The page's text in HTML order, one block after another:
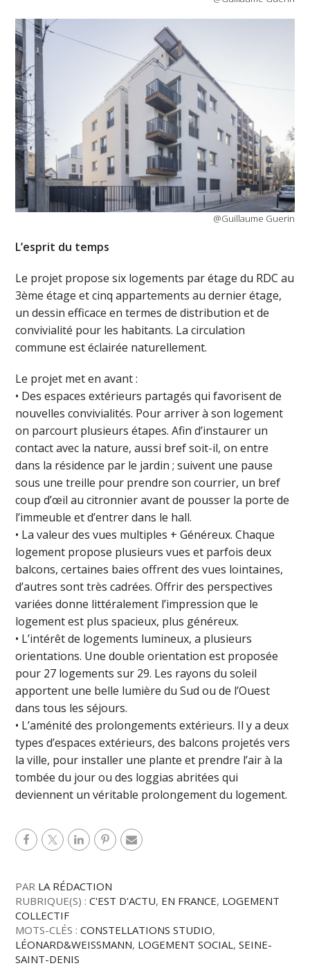
@Guillaume Guerin
L’esprit du temps
Le projet propose six logements par étage du RDC au
3ème étage et cinq appartements au dernier étage,
un dessin efficace en termes de distribution et de
convivialité pour les habitants. La circulation
commune est éclairée naturellement.
Le projet met en avant :
• Des espaces extérieurs partagés qui favorisent de
nouvelles convivialités. Pour arriver à son logement
on parcourt plusieurs étapes. Afin d’instaurer un
contact avec la nature, aussi bref soit-il, on entre
dans la résidence par le jardin ; suivent une pause
sous une treille pour prendre son courrier, un bref
coup d’œil au citronnier avant de pousser la porte de
l’immeuble et d’entrer dans le hall.
• La valeur des vues multiples + Généreux. Chaque
logement propose plusieurs vues et parfois deux
balcons, certaines baies offrent des vues lointaines,
d’autres sont très cadrées. Offrir des perspectives
variées donne littéralement l’impression que le
logement est plus spacieux, plus généreux.
• L’intérêt de logements lumineux, a plusieurs
orientations. Une double orientation est proposée
pour 27 logements sur 29. Les rayons du soleil
apportent une belle lumière du Sud ou de l’Ouest
dans tous les séjours.
• L’aménité des prolongements extérieurs. Il y a deux
types d’espaces extérieurs, des balcons projetés vers
la ville, pour installer une plante et prendre l’air à la
tombée du jour ou des loggias abritées qui
deviennent un véritable prolongement du logement.
PAR LA RÉDACTION
RUBRIQUE(S) :C'EST D'ACTU, EN FRANCE, LOGEMENT
COLLECTIF
MOTS-CLÉS :CONSTELLATIONS STUDIO,
LÉONARD&WEISSMANN, LOGEMENT SOCIAL ,SEINE-
SAINT-DENIS